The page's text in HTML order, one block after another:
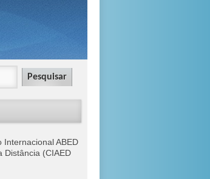
Internacional ABED
Distância (CIAED